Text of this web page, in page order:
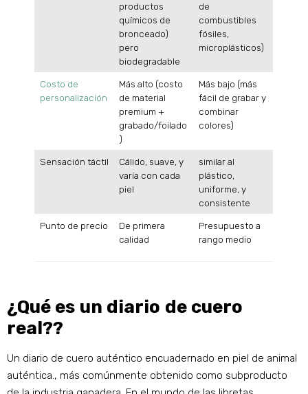
productos
químicos de
bronceado)
pero
biodegradable
de
combustibles
fósiles,
microplásticos)
Costo de
personalización
Más alto (costo
de material
premium +
grabado/foilado
)
Más bajo (más
fácil de grabar y
combinar
colores)
Sensación táctil
Cálido, suave, y
varía con cada
piel
similar al
plástico,
uniforme, y
consistente
Punto de precio
De primera
calidad
Presupuesto a
rango medio
¿Qué es un diario de cuero
real??
Un diario de cuero auténtico encuadernado en piel de animal
auténtica., más comúnmente obtenido como subproducto